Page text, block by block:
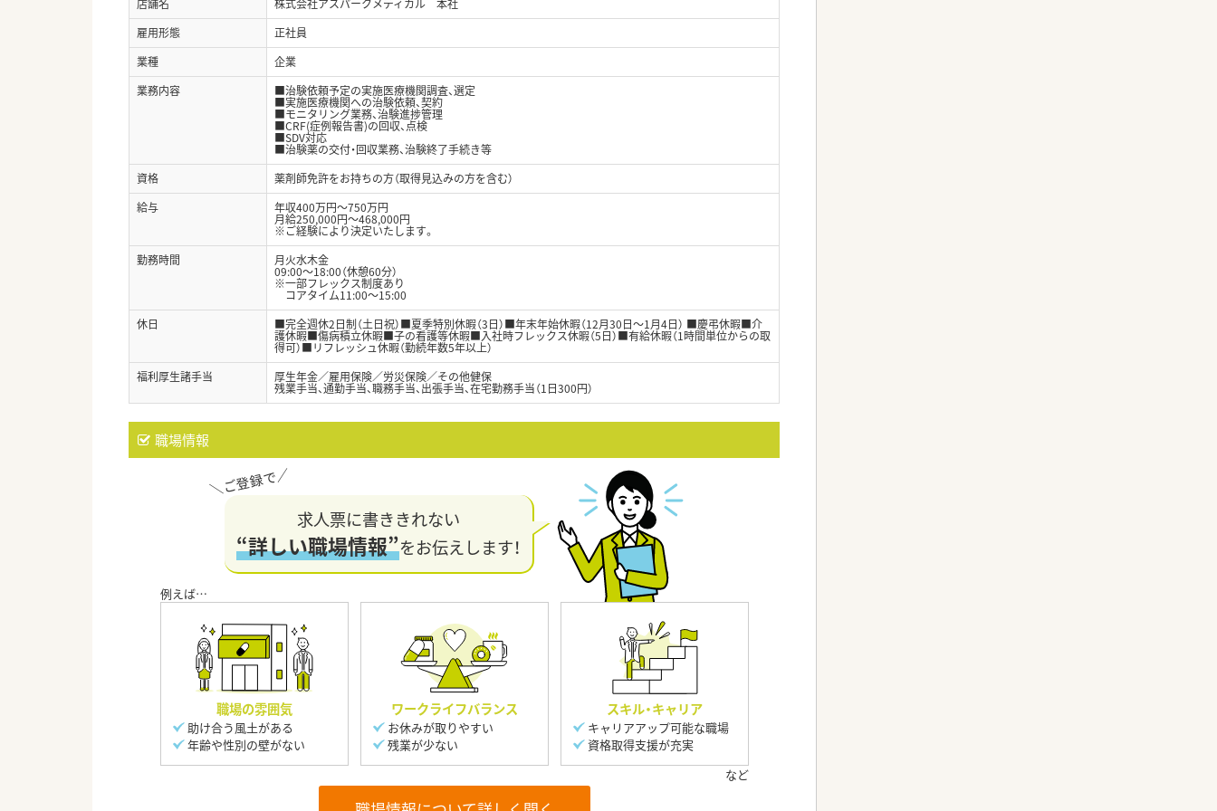
店舗名
株式会社アスパークメディカル 本社
雇用形態
正社員
業種
企業
業務内容
■治験依頼予定の実施医療機関調査、選定
■実施医療機関への治験依頼、契約
■モニタリング業務、治験進捗管理
■CRF(症例報告書)の回収、点検
■SDV対応
■治験薬の交付・回収業務、治験終了手続き等
資格
薬剤師免許をお持ちの方（取得見込みの方を含む）
給与
年収400万円～750万円
月給250,000円～468,000円
※ご経験により決定いたします。
勤務時間
月火水木金
09:00～18:00（休憩60分）
※一部フレックス制度あり
コアタイム11:00～15:00
休日
■完全週休2日制（土日祝）■夏季特別休暇（3日）■年末年始休暇（12月30日～1月4日） ■慶弔休暇■介
護休暇■傷病積立休暇■子の看護等休暇■入社時フレックス休暇（5日）■有給休暇（1時間単位からの取
得可）■リフレッシュ休暇（勤続年数5年以上）
福利厚生諸手当
厚生年金／雇用保険／労災保険／その他健保
残業手当、通勤手当、職務手当、出張手当、在宅勤務手当（1日300円）
職場情報
求人票に書ききれない
“詳しい職場情報”をお伝えします！
職場の雰囲気
助け合う風土がある
年齢や性別の壁がない
ワークライフバランス
お休みが取りやすい
残業が少ない
スキル・キャリア
キャリアアップ可能な職場
資格取得支援が充実